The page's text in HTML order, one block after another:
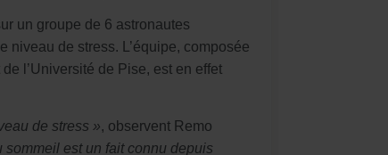
un groupe de 6 astronautes
de stress. L’équipe, composée
l’Université de Pise, est en effet
de stress », observent Remo
est un fait connu depuis